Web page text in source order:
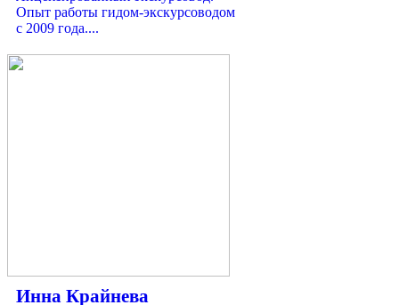
Опыт работы гидом-экскурсоводом
с 2009 года....
Инна Крайнева